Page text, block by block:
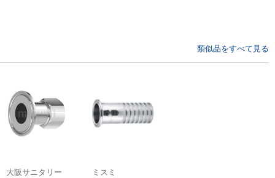
類似品をすべて見る
大阪サニタリー
ミスミ